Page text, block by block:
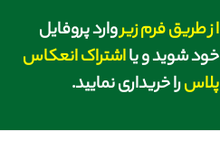
از طریق فرم زیروارد پروفایل
خود شوید و یااشتراک انعکاس
پلاسرا خریداری نمایید.